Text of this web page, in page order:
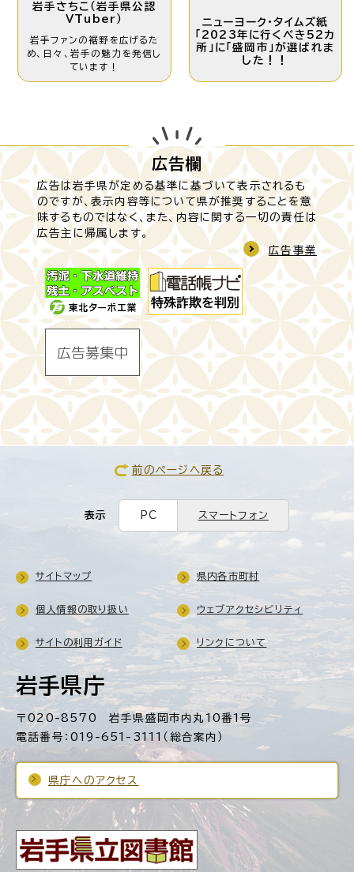
岩手さちこ （岩手県公認
VTuber）
岩手ファンの裾野を広げるた
め、日々、岩手の魅力を発信し
ています！
ニューヨーク・タイムズ紙
「2023年に行くべき52カ
所」に「盛岡市」が選ばれま
した！！
広告欄
広告は岩手県が定める基準に基づいて表示されるも
のですが、表示内容等について県が推奨することを意
味するものではなく、また、内容に関する一切の責任は
広告主に帰属します。
広告事業
前のページへ戻る
表示 PC スマートフォン
岩手県庁
〒020-8570 岩手県盛岡市内丸10番1号
電話番号：019-651-3111（総合案内）
県庁へのアクセス
サイトマップ 県内各市町村
個人情報の取り扱い ウェブアクセシビリティ
サイトの利用ガイド リンクについて